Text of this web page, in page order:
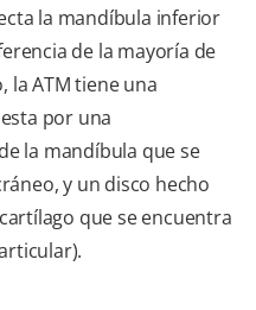
la mandíbula inferior
de la mayoría de
la ATM tiene una
por una
la mandíbula que se
y un disco hecho
que se encuentra